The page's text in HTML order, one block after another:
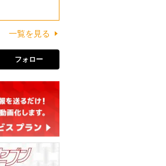
一覧を見る
フォロー